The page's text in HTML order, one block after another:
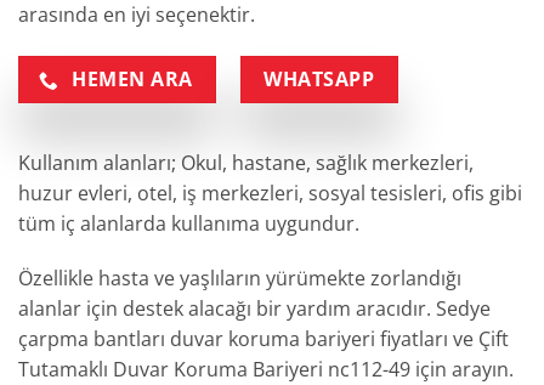
arasında en iyi seçenektir.
HEMEN ARA WHATSAPP
Kullanım alanları; Okul, hastane, sağlık merkezleri,
huzur evleri, otel, iş merkezleri, sosyal tesisleri, ofis gibi
tüm iç alanlarda kullanıma uygundur.
Özellikle hasta ve yaşlıların yürümekte zorlandığı
alanlar için destek alacağı bir yardım aracıdır. Sedye
çarpma bantları duvar koruma bariyeri fiyatları ve Çift
Tutamaklı Duvar Koruma Bariyeri nc112-49 için arayın.